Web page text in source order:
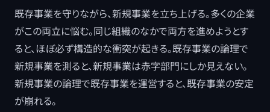
既存事業を守りながら、新規事業を立ち上げる。多くの企業
がこの両立に悩む。同じ組織のなかで両方を進めようとす
ると、ほぼ必ず構造的な衝突が起きる。既存事業の論理で
新規事業を測ると、新規事業は赤字部門にしか見えない。
新規事業の論理で既存事業を運営すると、既存事業の安定
が崩れる。